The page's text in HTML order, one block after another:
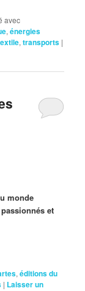
avec
,énergies
,transports |
monde
et
,éditions du
| Laisser un